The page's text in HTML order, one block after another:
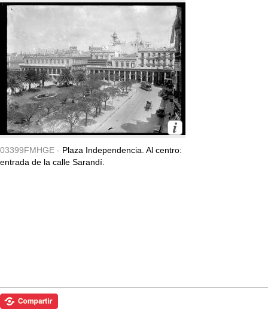
03399FMHGE - Plaza Independencia. Al centro:
entrada de la calle Sarandí.